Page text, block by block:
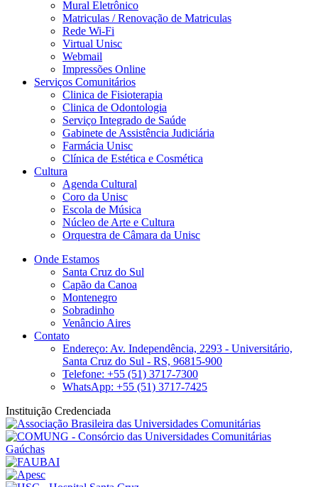
Mural Eletrônico
Matriculas / Renovação de Matriculas
Rede Wi-Fi
Virtual Unisc
Webmail
Impressões Online
Serviços Comunitários
Clinica de Fisioterapia
Clinica de Odontologia
Serviço Integrado de Saúde
Gabinete de Assistência Judiciária
Farmácia Unisc
Clínica de Estética e Cosmética
Cultura
Agenda Cultural
Coro da Unisc
Escola de Música
Núcleo de Arte e Cultura
Orquestra de Câmara da Unisc
Onde Estamos
Santa Cruz do Sul
Capão da Canoa
Montenegro
Sobradinho
Venâncio Aires
Contato
Endereço: Av. Independência, 2293 - Universitário,
Santa Cruz do Sul - RS, 96815-900
Telefone: +55 (51) 3717-7300
WhatsApp: +55 (51) 3717-7425
Instituição Credenciada